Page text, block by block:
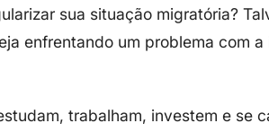
sua situação migratória?
enfrentando um problema com a
trabalham, investem e se